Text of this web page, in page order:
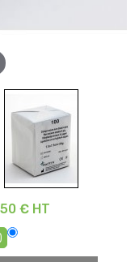
€ HT